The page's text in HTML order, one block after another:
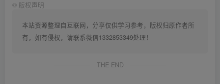
© 版权声明
本站资源整理自互联网，分享仅供学习参考，版权归原作者所
有，如有侵权，请联系薇信1332853349处理！
THE END